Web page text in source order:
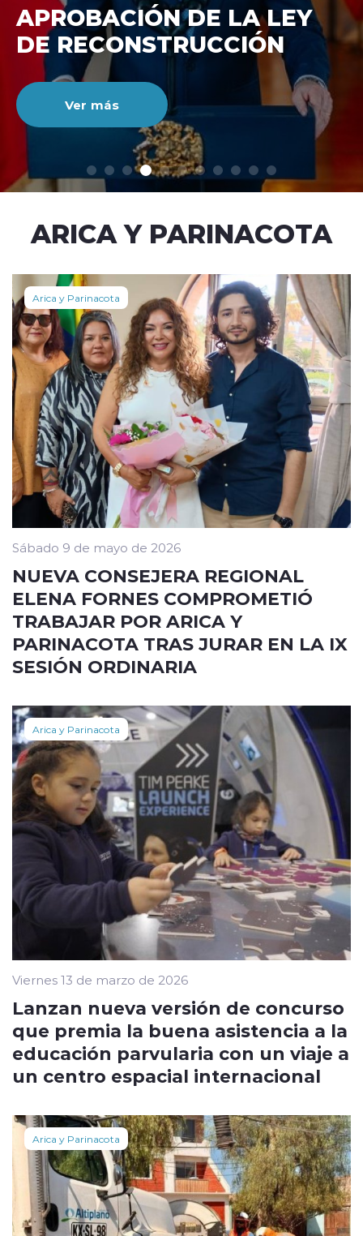
modo claro
DE RECONSTRUCCIÓ
NACIONAL
Ver más
ARICA Y PARINACOTA
Arica y Parinacota
Sábado 9 de mayo de 2026
NUEVA CONSEJERA REGIONAL
ELENA FORNES COMPROMETIÓ
TRABAJAR POR ARICA Y
PARINACOTA TRAS JURAR EN LA IX
SESIÓN ORDINARIA
Arica y Parinacota
Viernes 13 de marzo de 2026
Lanzan nueva versión de concurso
que premia la buena asistencia a la
educación parvularia con un viaje a
un centro espacial internacional
Arica y Parinacota